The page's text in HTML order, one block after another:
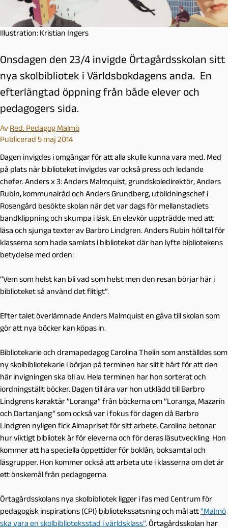
Illustration: Kristian Ingers
Onsdagen den 23/4 invigde Örtagårdsskolan sitt
nya skolbibliotek i Världsbokdagens anda. En
efterlängtad öppning från både elever och
pedagogers sida.
Av Red. Pedagog Malmö
Publicerad 5 maj 2014
Dagen invigdes i omgångar för att alla skulle kunna vara med. Med
på plats när biblioteket invigdes var också press och ledande
chefer. Anders x 3: Anders Malmquist, grundskoledirektör, Anders
Rubin, kommunalråd och Anders Grundberg, utbildningschef i
Rosengård besökte skolan när det var dags för mellanstadiets
bandklippning och skumpa i läsk. En elevkör uppträdde med att
läsa och sjunga texter av Barbro Lindgren. Anders Rubin höll tal för
klasserna som hade samlats i biblioteket där han lyfte bibliotekens
betydelse med orden:
”Vem som helst kan bli vad som helst men den resan börjar här i
biblioteket så använd det flitigt”.
Efter talet överlämnade Anders Malmquist en gåva till skolan som
gör att nya böcker kan köpas in.
Bibliotekarie och dramapedagog Carolina Thelin som anställdes som
ny skolbibliotekarie i början på terminen har slitit hårt för att den
här invigningen ska bli av. Hela terminen har hon sorterat och
iordningställt böcker. Dagen till ära var hon utklädd till Barbro
Lindgrens karaktär ”Loranga” från böckerna om ”Loranga, Mazarin
och Dartanjang” som också var i fokus för dagen då Barbro
Lindgren nyligen fick Almapriset för sitt arbete. Carolina betonar
hur viktigt bibliotek är för eleverna och för deras läsutveckling. Hon
kommer att ha speciella öppettider för boklån, boksamtal och
läsgrupper. Hon kommer också att arbeta ute i klasserna om det är
ett önskemål från pedagogerna.
Örtagårdsskolans nya skolbibliotek ligger i fas med Centrum för
pedagogisk inspirations (CPI) bibliotekssatsning och mål att”Malmö
ska vara en skolbiblioteksstad i världsklass”. Örtagårdsskolan har